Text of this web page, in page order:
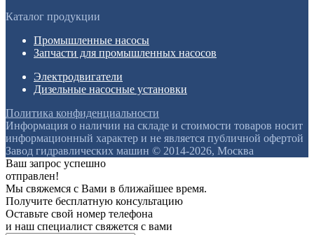
Каталог продукции
Промышленные насосы
Запчасти для промышленных насосов
Электродвигатели
Дизельные насосные установки
Политика конфиденциальности
Информация о наличии на складе и стоимости товаров носит
информационный характер и не является публичной офертой
Завод гидравлических машин © 2014-2026, Москва
Ваш запрос успешно
отправлен!
Мы свяжемся с Вами в ближайшее время.
Получите бесплатную консультацию
Оставьте свой номер телефона
и наш специалист свяжется с вами